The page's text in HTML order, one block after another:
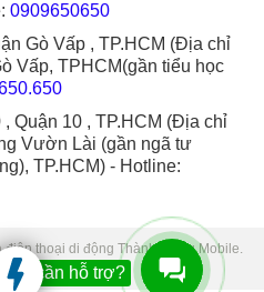
0909650650
Gò Vấp , TP.HCM (Địa chỉ
Vấp, TPHCM(gần tiểu học
Quận 10 , TP.HCM (Địa chỉ
Vườn Lài (gần ngã tư
TP.HCM) - Hotline:
thoại di động Thành Trung Mobile.
by Sudo.
Bạn cần hỗ trợ?